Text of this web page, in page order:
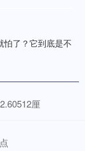
怕了？它到底是不
厘